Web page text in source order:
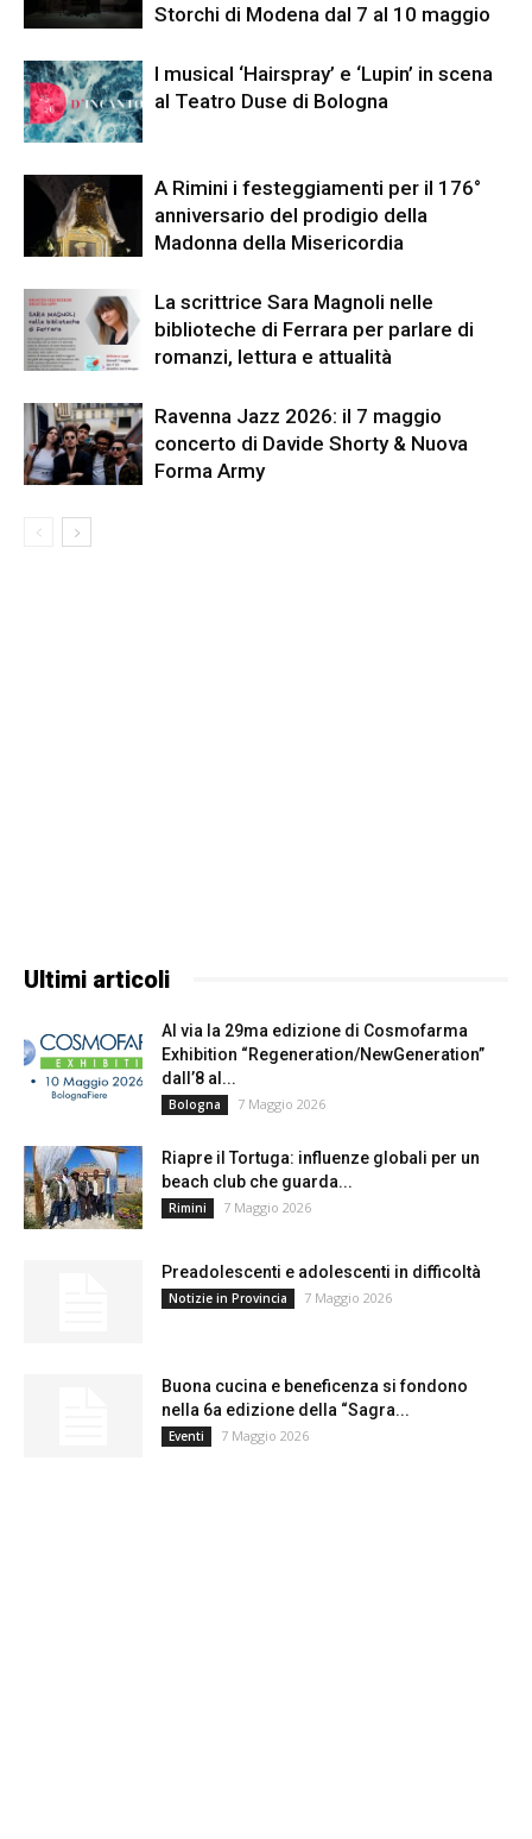
Storchi di Modena dal 7 al 10 maggio
I musical ‘Hairspray’ e ‘Lupin’ in scena
al Teatro Duse di Bologna
A Rimini i festeggiamenti per il 176°
anniversario del prodigio della
Madonna della Misericordia
La scrittrice Sara Magnoli nelle
biblioteche di Ferrara per parlare di
romanzi, lettura e attualità
Ravenna Jazz 2026: il 7 maggio
concerto di Davide Shorty & Nuova
Forma Army
Ultimi articoli
Al via la 29ma edizione di Cosmofarma
Exhibition “Regeneration/NewGeneration”
dall’8 al...
Bologna 7 Maggio 2026
Riapre il Tortuga: influenze globali per un
beach club che guarda...
Rimini 7 Maggio 2026
Preadolescenti e adolescenti in difficoltà
Notizie in Provincia 7 Maggio 2026
Buona cucina e beneficenza si fondono
nella 6a edizione della “Sagra...
Eventi 7 Maggio 2026